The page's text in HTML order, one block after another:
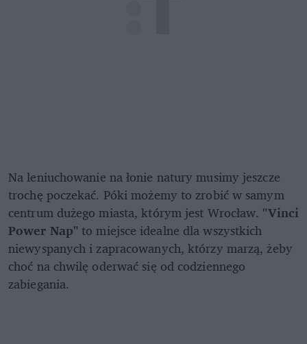
Na leniuchowanie na łonie natury musimy jeszcze
trochę poczekać. Póki możemy to zrobić w samym
centrum dużego miasta, którym jest Wrocław. "Vinci
Power Nap" to miejsce idealne dla wszystkich
niewyspanych i zapracowanych, którzy marzą, żeby
choć na chwilę oderwać się od codziennego
zabiegania.